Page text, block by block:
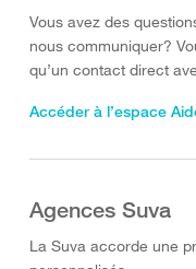
Vous avez des
nous communiquer?
qu’un contact direct
Accéder à l’espace
Agences Suva
La Suva accorde une